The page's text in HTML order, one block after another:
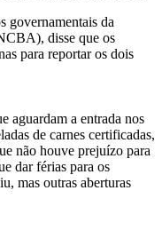
governamentais da
disse que os
para reportar os dois
aguardam a entrada nos
de carnes certificadas,
não houve prejuízo para
dar férias para os
mas outras aberturas